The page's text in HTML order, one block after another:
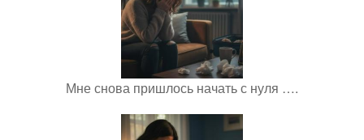
Мне снова пришлось начать с нуля ….